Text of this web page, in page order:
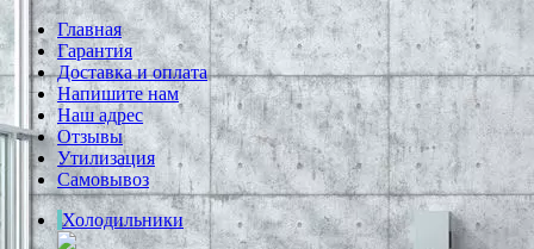
Главная
Гарантия
Доставка и оплата
Напишите нам
Наш адрес
Отзывы
Утилизация
Самовывоз
Холодильники